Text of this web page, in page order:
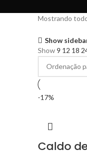
Mostrando
Show
Show9 12 18
-17%
Caldo